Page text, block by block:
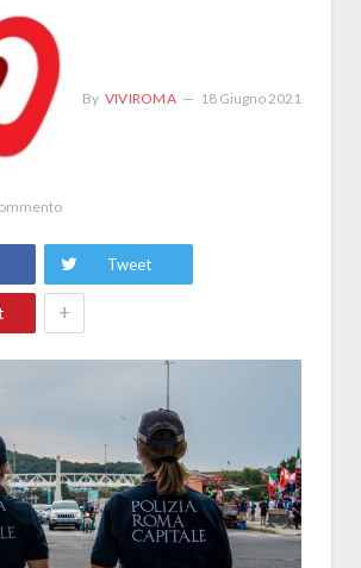
By VIVIROMA 18 Giugno 2021
Tweet
+